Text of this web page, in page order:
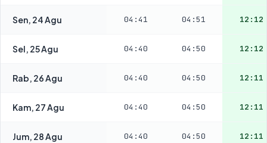
Sen, 24 Agu 04:41 04:51 12:12
Sel, 25 Agu 04:40 04:50 12:12
Rab, 26 Agu 04:40 04:50 12:11
Kam, 27 Agu 04:40 04:50 12:11
Jum, 28 Agu 04:40 04:50 12:11